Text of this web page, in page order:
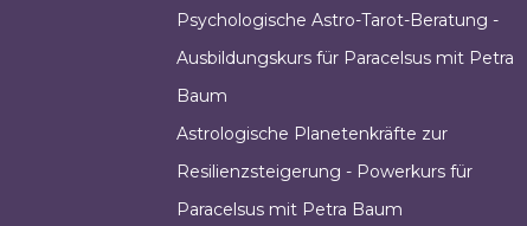
Psychologische Astro-Tarot-Beratung -
Ausbildungskurs für Paracelsus mit Petra
Baum
Astrologische Planetenkräfte zur
Resilienzsteigerung - Powerkurs für
Paracelsus mit Petra Baum